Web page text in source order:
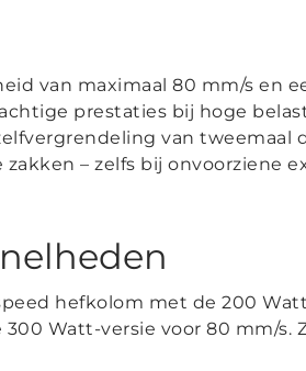
van maximaal 80 mm/s en
prestaties bij hoge
van tweemaal
– zelfs bij onvoorziene
hefkolom met de 200
Watt-versie voor 80 mm/s.